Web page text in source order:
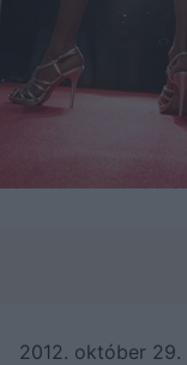
2012. október 29.